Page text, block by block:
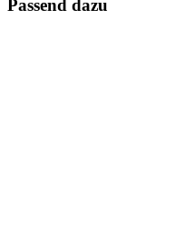
Passend dazu